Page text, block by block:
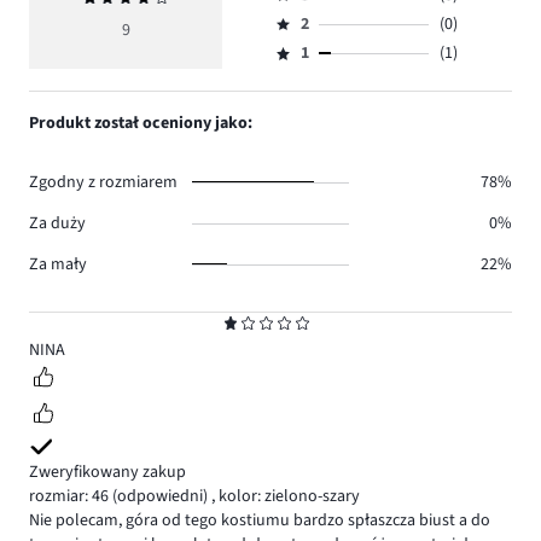
1
NINA
Zweryfikowany zakup
rozmiar: 46 (odpowiedni) , kolor: zielono-szary
Nie polecam, góra od tego kostiumu bardzo spłaszcza biust a do
ocena
9
głosów
7.
ilość
głosów
Ocena
3,
ilość
Ocena
2,
2
(0)
Ocena
1,
1 (1)
Produkt został oceniony jako:
Zgodny z rozmiarem
78%
Za duży
0%
Za mały
22%